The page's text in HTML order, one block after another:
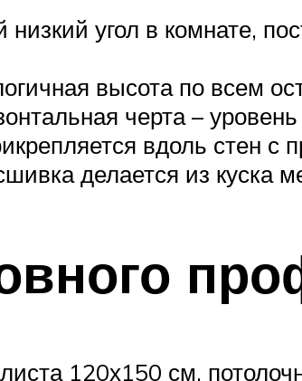
угол в комнате,
высота по всем
черта –
вдоль стен с
делается из куска
120х150 см,